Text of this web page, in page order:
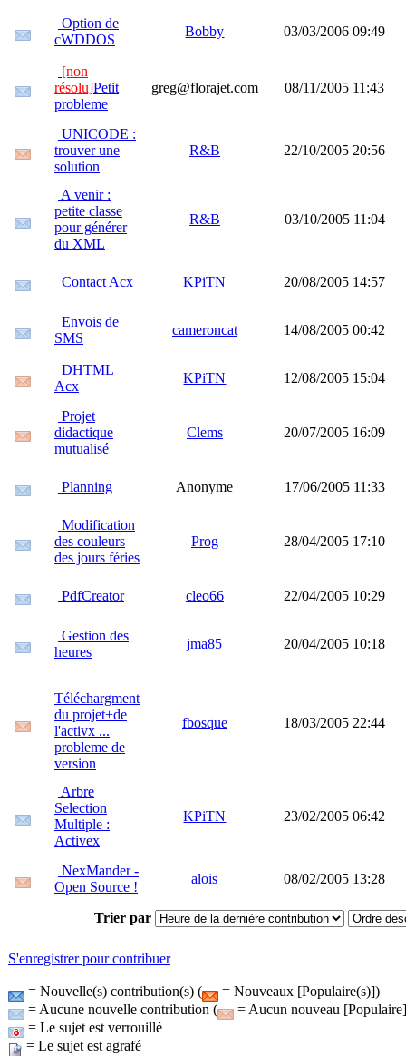
Option de
cWDDOS
Bobby 03/03/2006 09:49
[non
résolu]Petit
probleme
greg@florajet.com 08/11/2005 11:43
UNICODE :
trouver une
solution
R&B 22/10/2005 20:56
A venir :
petite classe
pour générer
du XML
R&B 03/10/2005 11:04
Contact Acx KPiTN 20/08/2005 14:57
Envois de
SMS
cameroncat 14/08/2005 00:42
DHTML
Acx
KPiTN 12/08/2005 15:04
Projet
didactique
mutualisé
Clems 20/07/2005 16:09
Planning Anonyme 17/06/2005 11:33
Modification
des couleurs
des jours féries
Prog 28/04/2005 17:10
PdfCreator cleo66 22/04/2005 10:29
Gestion des
heures
jma85 20/04/2005 10:18
Téléchargment
du projet+de
l'activx ...
probleme de
version
fbosque 18/03/2005 22:44
Arbre
Selection
Multiple :
Activex
KPiTN 23/02/2005 06:42
NexMander -
Open Source !
alois 08/02/2005 13:28
Trier par
S'enregistrer pour contribuer
= Nouvelle(s) contribution(s) (
= Nouveaux [Populaire(s)])
= Aucune nouvelle contribution (
= Aucun nouveau
= Le sujet est verrouillé
= Le sujet est agrafé